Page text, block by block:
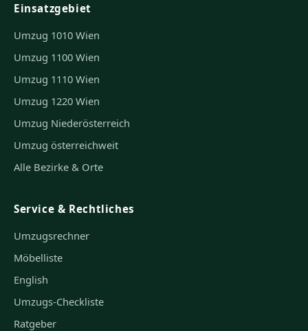
Einsatzgebiet
Umzug 1010 Wien
Umzug 1100 Wien
Umzug 1110 Wien
Umzug 1220 Wien
Umzug Niederösterreich
Umzug österreichweit
Alle Bezirke & Orte
Service & Rechtliches
Umzugsrechner
Möbelliste
English
Umzugs-Checkliste
Ratgeber